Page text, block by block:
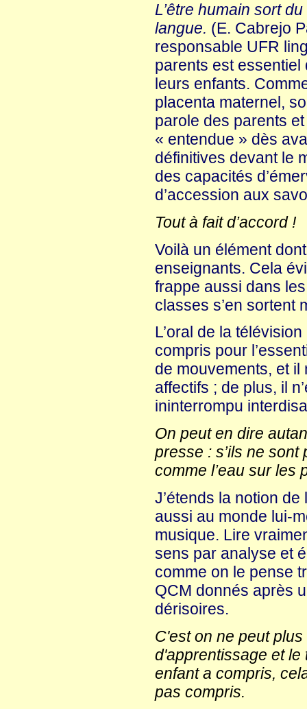
L’être humain sort
langue. (E. Cabrejo
responsable UFR
parents est
leurs enfants.
placenta maternel,
parole des parents
« entendue » dès
définitives devant le
des capacités
d’accession aux
Tout à fait d’accord !
Voilà un élément
enseignants. Cela
frappe aussi dans
classes s’en sortent
L’oral de la
compris pour
de mouvements, et il
affectifs ; de plus, il
ininterrompu
On peut en dire
presse : s’ils ne sont
comme l’eau sur
J’étends la notion
aussi au monde lui-
musique. Lire
sens par analyse et
comme on le pense
QCM donnés après
dérisoires.
C'est on ne peut
d'apprentissage et
enfant a compris,
pas compris.